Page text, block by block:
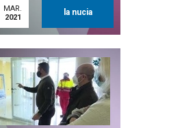
MAR.
2021
la nucia